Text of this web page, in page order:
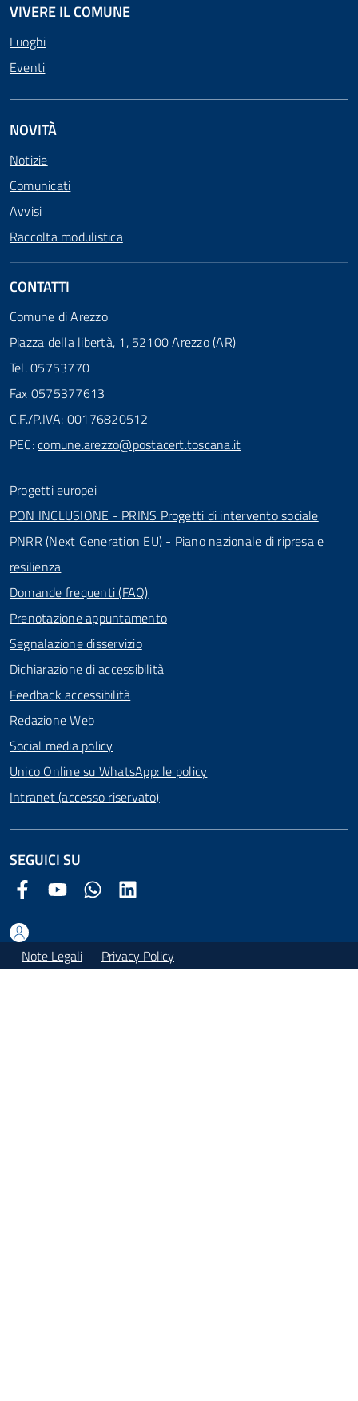
VIVERE IL COMUNE
Luoghi
Eventi
NOVITÀ
Notizie
Comunicati
Avvisi
Raccolta modulistica
CONTATTI
Comune di Arezzo
Piazza della libertà, 1, 52100 Arezzo (AR)
Tel. 05753770
Fax 0575377613
C.F./P.IVA: 00176820512
PEC:comune.arezzo@postacert.toscana.it
Progetti europei
PON INCLUSIONE - PRINS Progetti di intervento sociale
PNRR (Next Generation EU) - Piano nazionale di ripresa e
resilienza
Domande frequenti (FAQ)
Prenotazione appuntamento
Segnalazione disservizio
Dichiarazione di accessibilità
Feedback accessibilità
Redazione Web
Social media policy
Unico Online su WhatsApp: le policy
Intranet (accesso riservato)
SEGUICI SU
Facebook Comune di Arezzo
Youtube Comune di Arezzo
Twitter Comune di Arezzo
Note Legali Privacy Policy